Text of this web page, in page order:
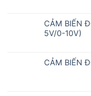
CẢM BIẾN
5V/0-10V)
CẢM BIẾN